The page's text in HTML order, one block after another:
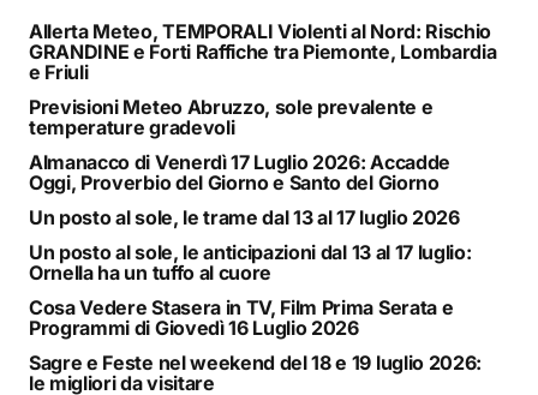
Allerta Meteo, TEMPORALI Violenti al Nord: Rischio
GRANDINE e Forti Raffiche tra Piemonte, Lombardia
e Friuli
Previsioni Meteo Abruzzo, sole prevalente e
temperature gradevoli
Almanacco di Venerdì 17 Luglio 2026: Accadde
Oggi, Proverbio del Giorno e Santo del Giorno
Un posto al sole, le trame dal 13 al 17 luglio 2026
Un posto al sole, le anticipazioni dal 13 al 17 luglio:
Ornella ha un tuffo al cuore
Cosa Vedere Stasera in TV, Film Prima Serata e
Programmi di Giovedì 16 Luglio 2026
Sagre e Feste nel weekend del 18 e 19 luglio 2026:
le migliori da visitare